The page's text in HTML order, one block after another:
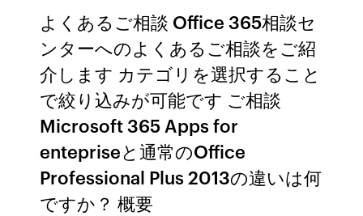
よくあるご相談 Office 365相談セ
ンターへのよくあるご相談をご紹
介します カテゴリを選択すること
で絞り込みが可能です ご相談
Microsoft 365 Apps for
entepriseと通常のOffice
Professional Plus 2013の違いは何
ですか？ 概要